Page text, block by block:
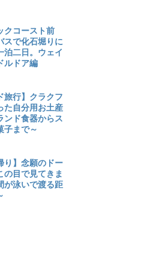
クコースト前
スで化石堀りに
泊二日。ウェイ
ルドア編
旅行】クラクフ
た自分用お土産
ンド食器からス
子まで～
り】念願のドー
の目で見てきま
が泳いで渡る距